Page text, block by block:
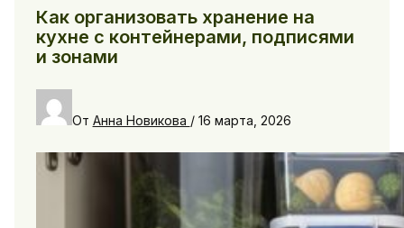
Как организовать хранение на
кухне с контейнерами, подписями
и зонами
От Анна Новикова / 16 марта, 2026